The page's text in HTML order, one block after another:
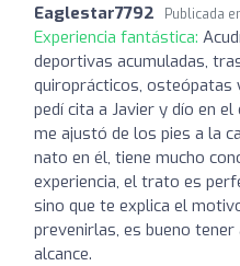
Eaglestar7792 Publicada
Experiencia fantástica:
deportivas acumuladas,
quiroprácticos, osteópatas
pedí cita a Javier y dío en
me ajustó de los pies a la
nato en él, tiene mucho
experiencia, el trato es
sino que te explica el
prevenirlas, es bueno
alcance.